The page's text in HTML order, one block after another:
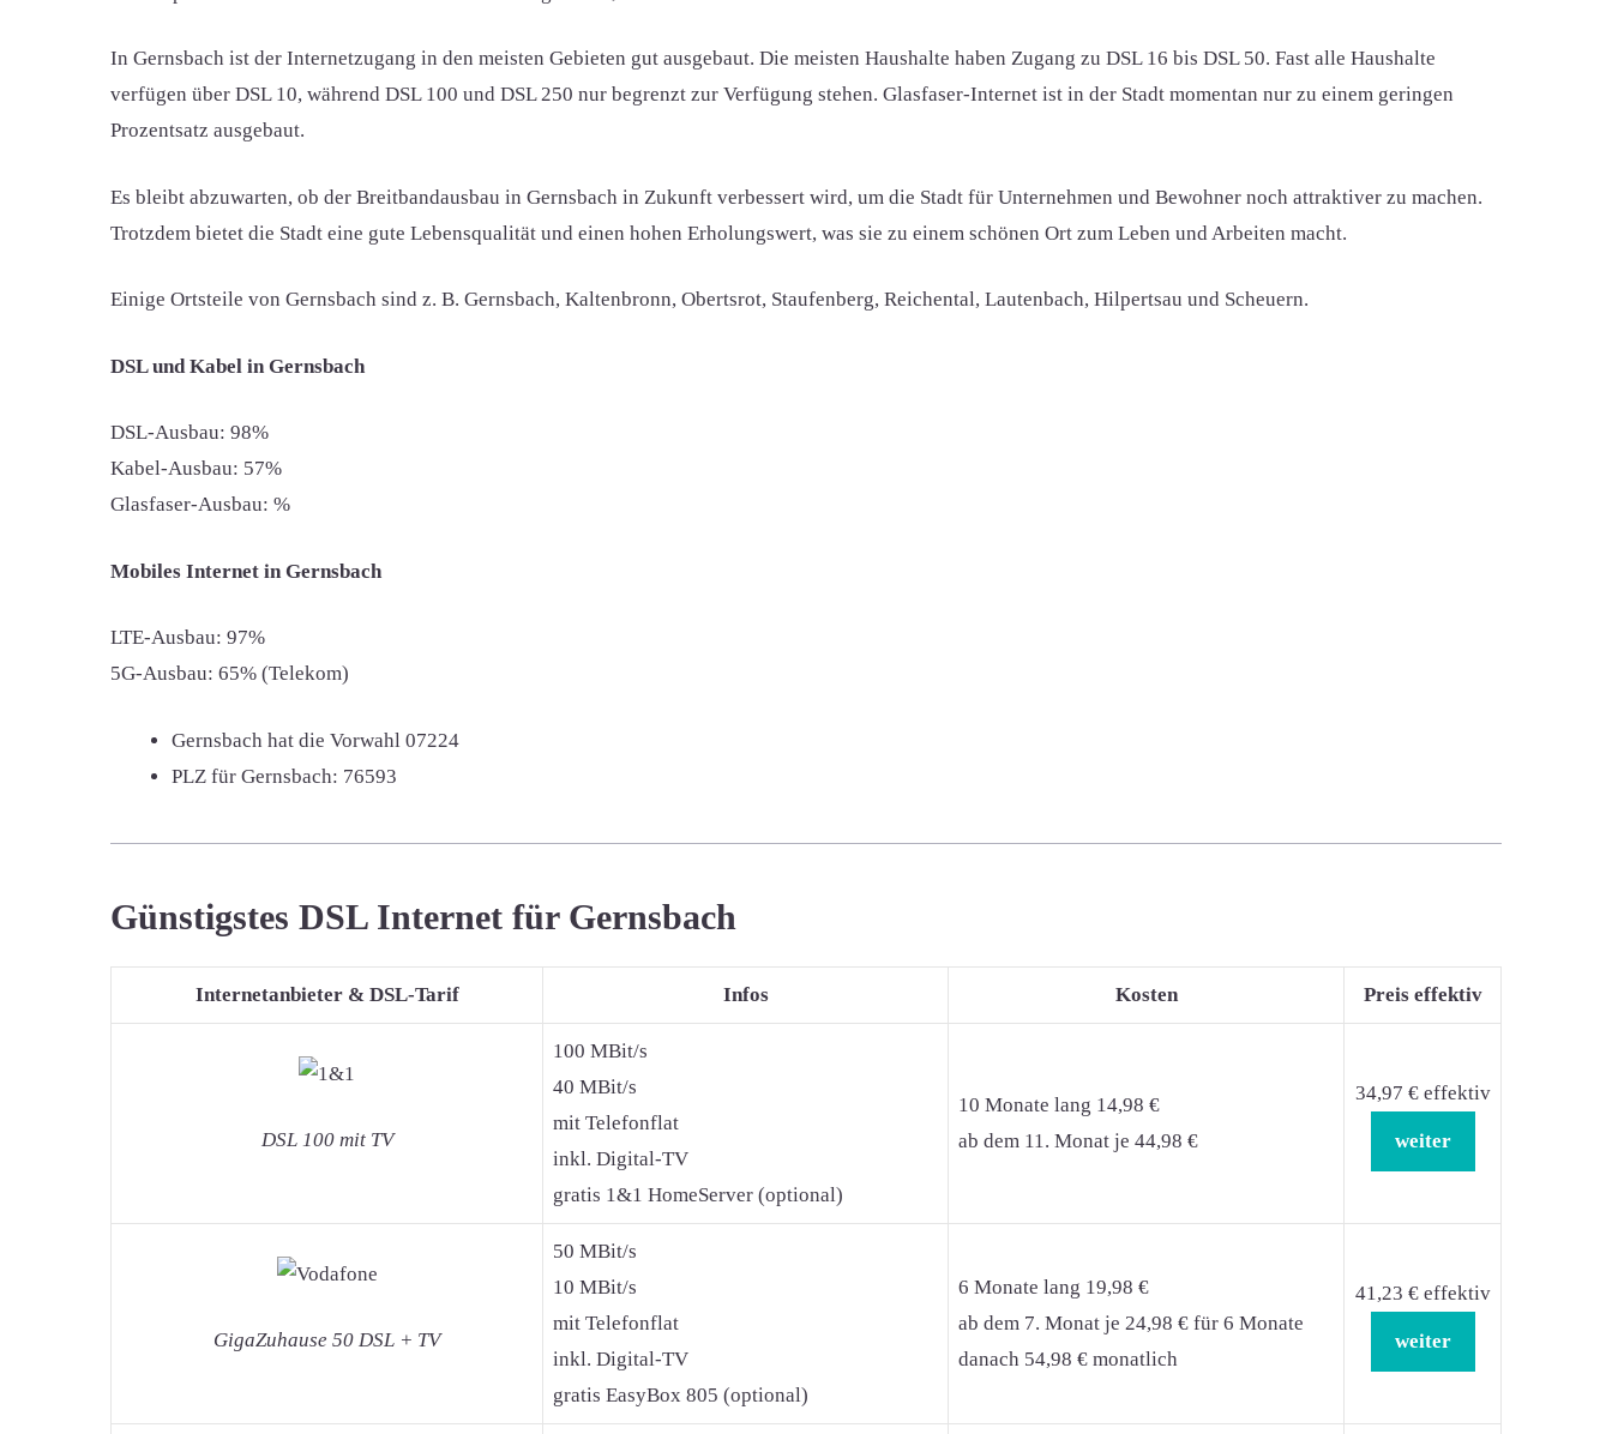
In Gernsbach ist der Internetzugang in den meisten Gebieten gut ausgebaut. Die meisten Haushalte haben Zugang zu DSL 16 bis DSL 50. Fast alle Haushalte
verfügen über DSL 10, während DSL 100 und DSL 250 nur begrenzt zur Verfügung stehen. Glasfaser-Internet ist in der Stadt momentan nur zu einem geringen
Prozentsatz ausgebaut.
Es bleibt abzuwarten, ob der Breitbandausbau in Gernsbach in Zukunft verbessert wird, um die Stadt für Unternehmen und Bewohner noch attraktiver zu machen.
Trotzdem bietet die Stadt eine gute Lebensqualität und einen hohen Erholungswert, was sie zu einem schönen Ort zum Leben und Arbeiten macht.
Einige Ortsteile von Gernsbach sind z. B. Gernsbach, Kaltenbronn, Obertsrot, Staufenberg, Reichental, Lautenbach, Hilpertsau und Scheuern.
DSL und Kabel in Gernsbach
DSL-Ausbau: 98%
Kabel-Ausbau: 57%
Glasfaser-Ausbau: %
Mobiles Internet in Gernsbach
LTE-Ausbau: 97%
5G-Ausbau: 65% (Telekom)
Gernsbach hat die Vorwahl 07224
PLZ für Gernsbach: 76593
Günstigstes DSL Internet für Gernsbach
Internetanbieter & DSL-Tarif Infos Kosten Preis effektiv
DSL 100 mit TV
100 MBit/s
40 MBit/s
mit Telefonflat
inkl. Digital-TV
gratis 1&1 HomeServer (optional)
10 Monate lang 14,98 €
ab dem 11. Monat je 44,98 €
34,97 € effektiv
weiter
GigaZuhause 50 DSL + TV
50 MBit/s
10 MBit/s
mit Telefonflat
inkl. Digital-TV
gratis EasyBox 805 (optional)
6 Monate lang 19,98 €
ab dem 7. Monat je 24,98 € für 6 Monate
danach 54,98 € monatlich
41,23 € effektiv
weiter